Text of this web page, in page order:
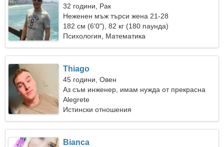
32 години, Рак
Неженен мъж търси жена 21-28
182 см (6'0"), 82 кг (180 паунда)
Психология, Математика
Thiago
45 години, Овен
Аз съм инженер, имам нужда от прекрасна
жена
Alegrete
Истински отношения
Bianca